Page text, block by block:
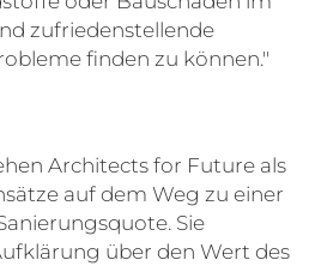
zufriedenstellende
finden zu können."
Architects for Future als
auf dem Weg zu einer
Sie
über den Wert des